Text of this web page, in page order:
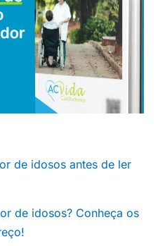
de idosos antes de ler
de idosos? Conheça os